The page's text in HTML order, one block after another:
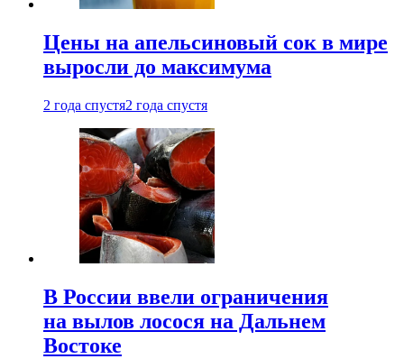
Цены на апельсиновый сок в мире
выросли до максимума
2 года спустя2 года спустя
В России ввели ограничения
на вылов лосося на Дальнем
Востоке